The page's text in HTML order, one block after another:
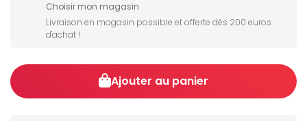
Choisir mon magasin
Livraison en magasin possible et offerte dès 200 euros
d'achat !
Ajouter au panier